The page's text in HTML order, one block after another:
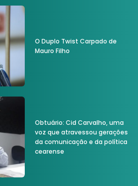
O Duplo Twist Carpado de
Mauro Filho
Obtuário: Cid Carvalho, uma
voz que atravessou gerações
da comunicação e da política
cearense